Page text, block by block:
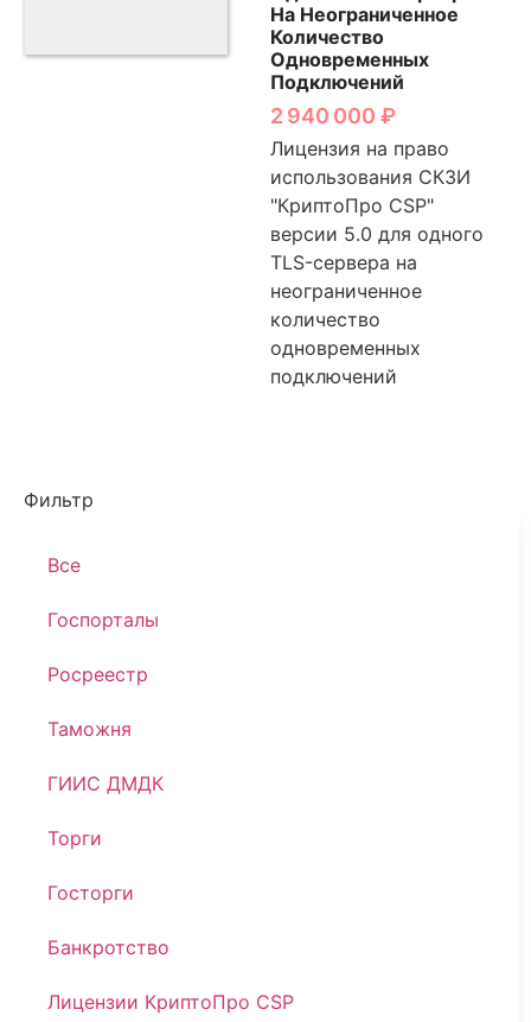
На Неограниченное
Количество
Одновременных
Подключений
2 940 000 ₽
Лицензия на право
использования СКЗИ
"КриптоПро CSP"
версии 5.0 для одного
TLS-сервера на
неограниченное
количество
одновременных
подключений
Фильтр
Все
Госпорталы
Росреестр
Таможня
ГИИС ДМДК
Торги
Госторги
Банкротство
Лицензии КриптоПро CSP